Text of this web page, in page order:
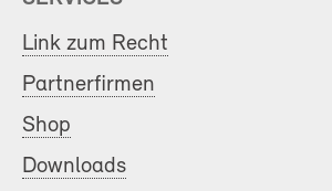
Link zum Recht
Partnerfirmen
Shop
Downloads